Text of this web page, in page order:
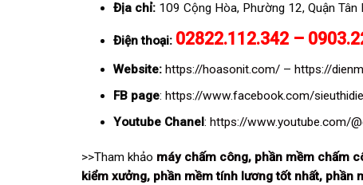
Địa chỉ:109 Cộng Hòa, Phường 12, Quận Tân
Điện thoại: 02822.112.342 –
Website: https://hoasonit.com/– https://
FB page: https://www.facebook.com/
Youtube Chanel: https://www.youtube.com/
>>Tham khảo máy chấm công, phần mềm chấm
kiểm xưởng, phần mềm tính lương tốt nhất, phần